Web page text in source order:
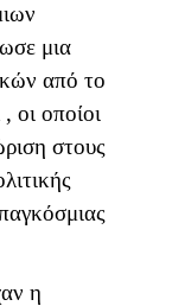
μια
από το
, οι οποίοι
στους
η